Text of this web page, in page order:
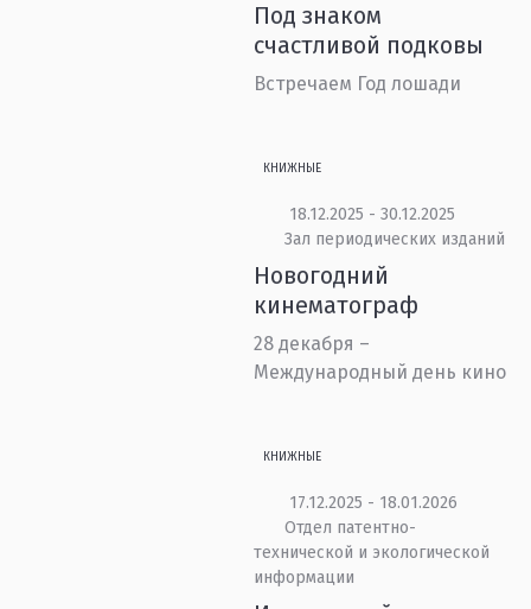
Под знаком
счастливой подковы
Встречаем Год лошади
КНИЖНЫЕ
18.12.2025 - 30.12.2025
Зал периодических изданий
Новогодний
кинематограф
28 декабря –
Международный день кино
КНИЖНЫЕ
17.12.2025 - 18.01.2026
Отдел патентно-
технической и экологической
информации